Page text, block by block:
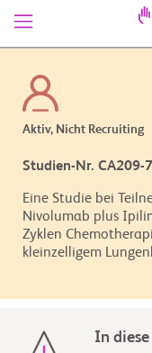
Aktiv, Nicht Recruiting
Studien-Nr.
Eine Studie bei
Nivolumab plus
Zyklen
kleinzelligem
In